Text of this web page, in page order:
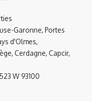
Garonne, Portes
d'Olmes,
Cerdagne, Capcir,
W 93100